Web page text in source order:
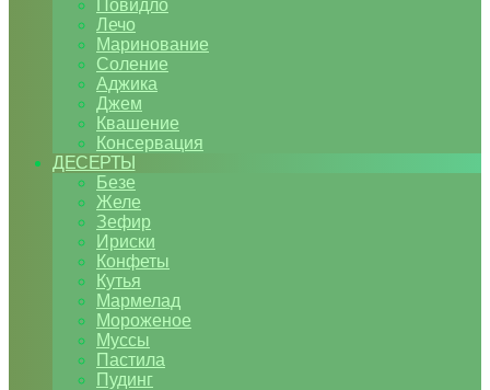
Повидло
Лечо
Маринование
Соление
Аджика
Джем
Квашение
Консервация
ДЕСЕРТЫ
Безе
Желе
Зефир
Ириски
Конфеты
Кутья
Мармелад
Мороженое
Муссы
Пастила
Пудинг